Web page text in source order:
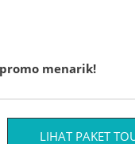
menarik!
LIHAT PAKET